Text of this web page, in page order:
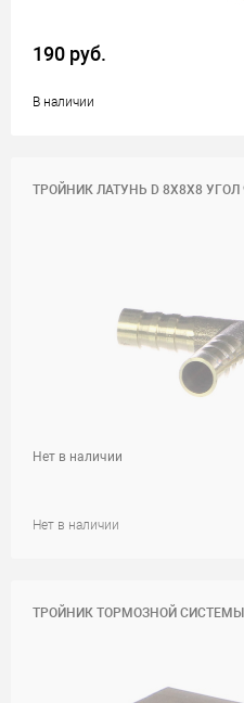
190 руб.
В наличии
ТРОЙНИК ЛАТУНЬ D 8Х8Х8 УГОЛ
Нет в наличии
Нет в наличии
ТРОЙНИК ТОРМОЗНОЙ СИСТЕМЫ